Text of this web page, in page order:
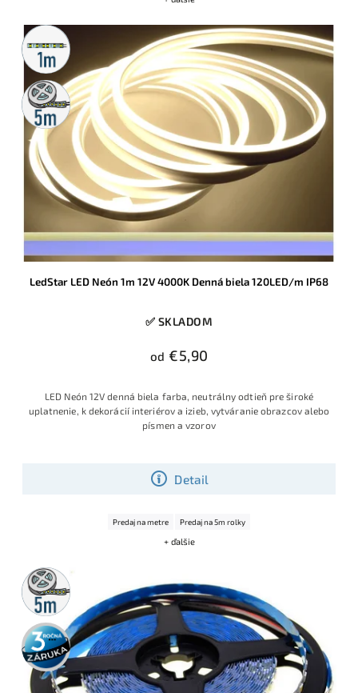
Metrážny
predaj
5m
rolka
LedStar LED Neón 1m 12V 4000K Denná biela 120LED/m IP68
✅ SKLADOM
od €5,90
Detail
LED Neón 12V denná biela farba, neutrálny odtieň pre široké
uplatnenie, k dekorácií interiérov a izieb, vytváranie obrazcov alebo
písmen a vzorov
Predaj na metre Predaj na 5m rolky
+ ďalšie
5m
rolka
3 roky
záruka